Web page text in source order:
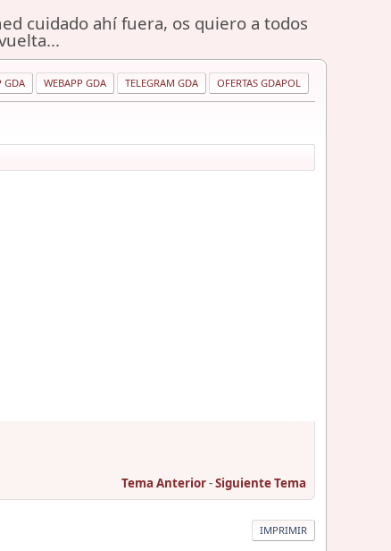
cuidado ahí fuera, os quiero a todos
GDA WEBAPP GDA TELEGRAM GDA OFERTAS GDAPOL
Tema Anterior-Siguiente Tema
IMPRIMIR